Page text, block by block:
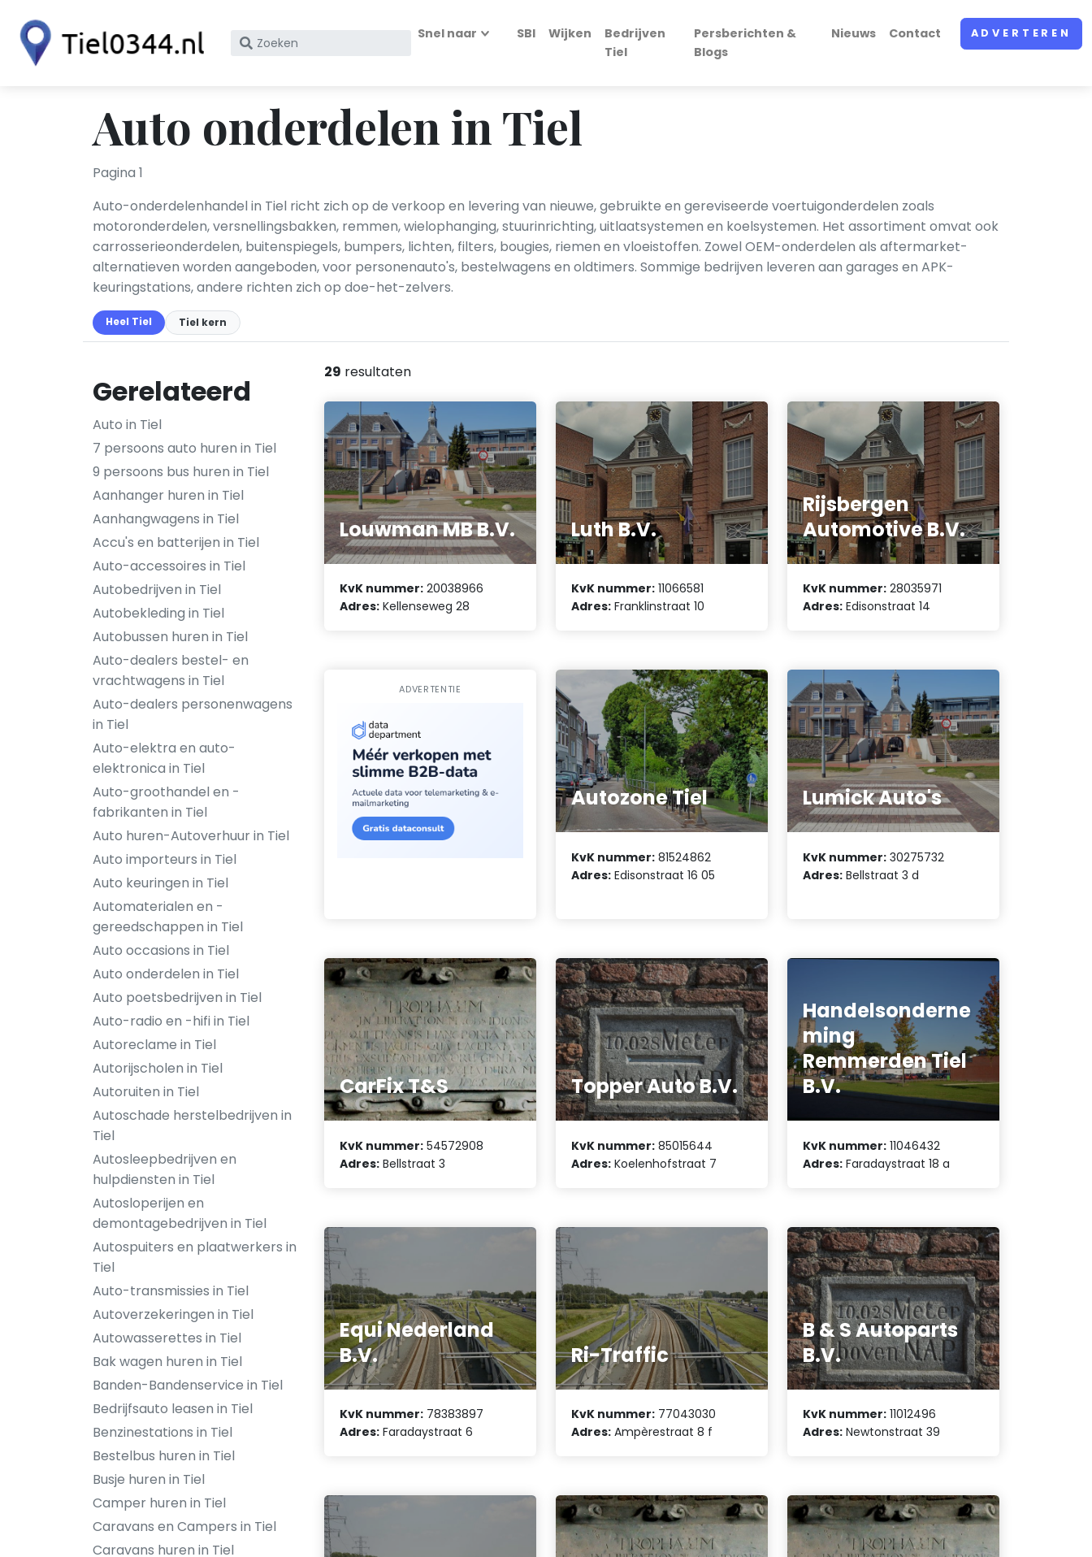
Zoek
KvK
nummer
Snel naar SBI Wijken
Bedrijven
Tiel
Persberichten &
Blogs
Nieuws Contact ADVERTEREN
Auto onderdelen in Tiel
Pagina 1
Auto-onderdelenhandel in Tiel richt zich op de verkoop en levering van nieuwe, gebruikte en gereviseerde voertuigonderdelen zoals
motoronderdelen, versnellingsbakken, remmen, wielophanging, stuurinrichting, uitlaatsystemen en koelsystemen. Het assortiment omvat ook
carrosserieonderdelen, buitenspiegels, bumpers, lichten, filters, bougies, riemen en vloeistoffen. Zowel OEM-onderdelen als aftermarket-
alternatieven worden aangeboden, voor personenauto's, bestelwagens en oldtimers. Sommige bedrijven leveren aan garages en APK-
keuringstations, andere richten zich op doe-het-zelvers.
Heel Tiel Tiel kern
Gerelateerd
Auto in Tiel
7 persoons auto huren in Tiel
9 persoons bus huren in Tiel
Aanhanger huren in Tiel
Aanhangwagens in Tiel
Accu's en batterijen in Tiel
Auto-accessoires in Tiel
Autobedrijven in Tiel
Autobekleding in Tiel
Autobussen huren in Tiel
Auto-dealers bestel- en
vrachtwagens in Tiel
Auto-dealers personenwagens
in Tiel
Auto-elektra en auto-
elektronica in Tiel
Auto-groothandel en -
fabrikanten in Tiel
Auto huren-Autoverhuur in Tiel
Auto importeurs in Tiel
Auto keuringen in Tiel
Automaterialen en -
gereedschappen in Tiel
Auto occasions in Tiel
Auto onderdelen in Tiel
Auto poetsbedrijven in Tiel
Auto-radio en -hifi in Tiel
Autoreclame in Tiel
Autorijscholen in Tiel
Autoruiten in Tiel
Autoschade herstelbedrijven in
Tiel
Autosleepbedrijven en
hulpdiensten in Tiel
Autosloperijen en
demontagebedrijven in Tiel
Autospuiters en plaatwerkers in
Tiel
Auto-transmissies in Tiel
Autoverzekeringen in Tiel
Autowasserettes in Tiel
Bak wagen huren in Tiel
Banden-Bandenservice in Tiel
Bedrijfsauto leasen in Tiel
Benzinestations in Tiel
Bestelbus huren in Tiel
Busje huren in Tiel
Camper huren in Tiel
Caravans en Campers in Tiel
Caravans huren in Tiel
29 resultaten
Louwman MB B.V.
KvK nummer: 20038966
Adres: Kellenseweg 28
Luth B.V.
KvK nummer: 11066581
Adres: Franklinstraat 10
Rijsbergen
Automotive B.V.
KvK nummer: 28035971
Adres: Edisonstraat 14
ADVERTENTIE
Autozone Tiel
KvK nummer: 81524862
Adres: Edisonstraat 16 05
Lumick Auto's
KvK nummer: 30275732
Adres: Bellstraat 3 d
CarFix T&S
KvK nummer: 54572908
Adres: Bellstraat 3
Topper Auto B.V.
KvK nummer: 85015644
Adres: Koelenhofstraat 7
Handelsonderne
ming
Remmerden Tiel
B.V.
KvK nummer: 11046432
Adres: Faradaystraat 18 a
Equi Nederland
B.V.
KvK nummer: 78383897
Adres: Faradaystraat 6
Ri-Traffic
KvK nummer: 77043030
Adres: Ampèrestraat 8 f
B & S Autoparts
B.V.
KvK nummer: 11012496
Adres: Newtonstraat 39